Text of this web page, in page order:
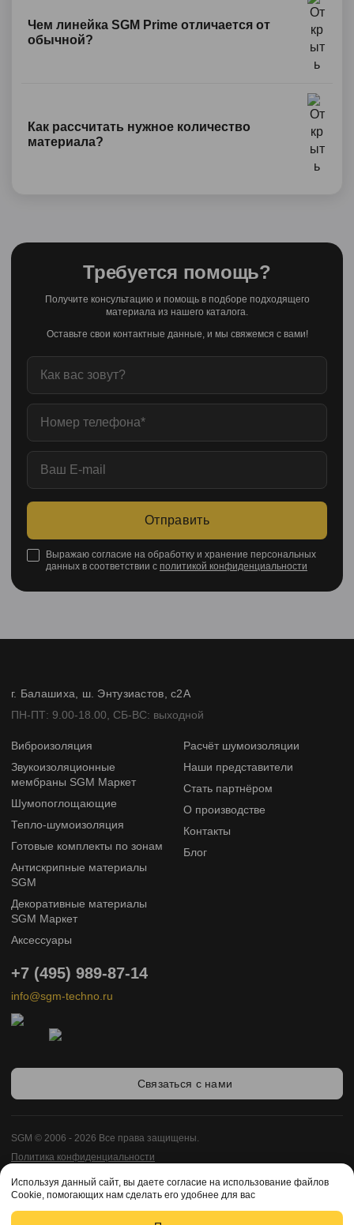
Чем линейка SGM Prime отличается от
обычной?
Как рассчитать нужное количество
материала?
Требуется помощь?
Получите консультацию и помощь в подборе подходящего
материала из нашего каталога.
Оставьте свои контактные данные, и мы свяжемся с вами!
Отправить
Выражаю согласие на обработку и хранение персональных
данных в соответствии с политикой конфиденциальности
г. Балашиха, ш. Энтузиастов, с2А
ПН-ПТ: 9.00-18.00, СБ-ВС: выходной
Виброизоляция
Звукоизоляционные
мембраны SGM Маркет
Шумопоглощающие
Тепло-шумоизоляция
Готовые комплекты по зонам
Антискрипные материалы
SGM
Декоративные материалы
SGM Маркет
Аксессуары
Расчёт шумоизоляции
Наши представители
Стать партнёром
О производстве
Контакты
Блог
+7 (495) 989-87-14
info@sgm-techno.ru
Связаться с нами
SGM © 2006 - 2026 Все права защищены.
Политика конфиденциальности
Карта сайта
Разработка сайта -Enigma Web Studio
Используя данный сайт, вы даете согласие на использование файлов
Cookie, помогающих нам сделать его удобнее для вас